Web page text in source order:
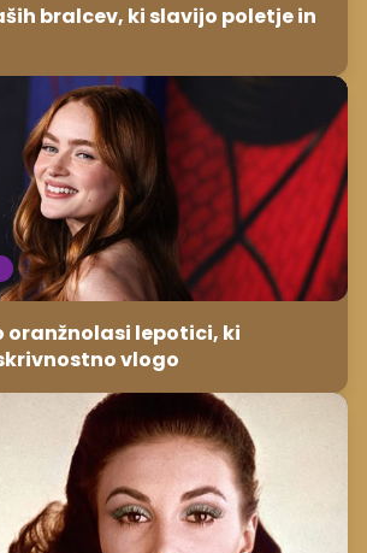
bralcev, ki slavijo poletje in
oranžnolasi lepotici, ki
vlogo